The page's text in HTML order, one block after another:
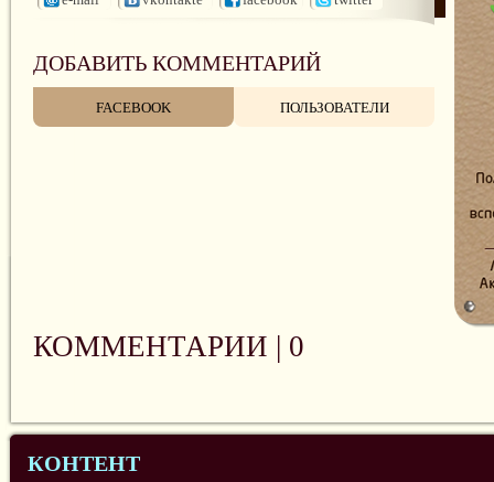
ДОБАВИТЬ КОММЕНТАРИЙ
FACEBOOK ПОЛЬЗОВАТЕЛИ
КОММЕНТАРИИ | 0
КОНТЕНТ